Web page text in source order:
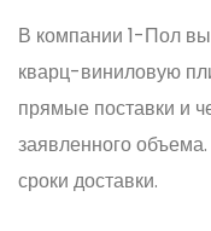
В компании 1-Пол
кварц-виниловую
прямые поставки и
заявленного
сроки доставки.